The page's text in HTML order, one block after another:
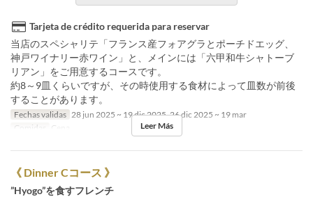
Tarjeta de crédito requerida para reservar
当店のスペシャリテ「フランス産フォアグラとポーチドエッグ、
神戸ワイナリー赤ワイン」と、メインには「六甲和牛シャトーブ
リアン」をご用意するコースです。
約8～9皿くらいですが、その時使用する食材によって皿数が前後
することがあります。
Fechas validas 28 jun 2025 ~ 19 dic 2025, 26 dic 2025 ~ 19 mar
Comidas
Cena Leer Más
《 Dinner Cコース 》
”Hyogo”を食すフレンチ